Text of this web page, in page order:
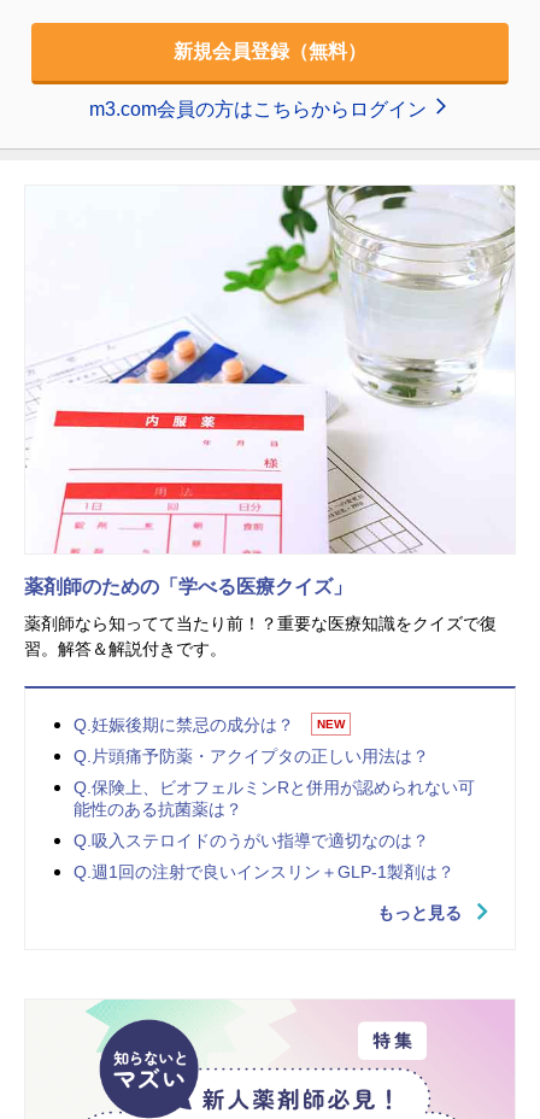
新規会員登録（無料）
m3.com会員の方はこちらからログイン
薬剤師のための「学べる医療クイズ」
薬剤師なら知ってて当たり前！？重要な医療知識をクイズで復
習。解答＆解説付きです。
Q.妊娠後期に禁忌の成分は？ NEW
Q.片頭痛予防薬・アクイプタの正しい用法は？
Q.保険上、ビオフェルミンRと併用が認められない可
能性のある抗菌薬は？
Q.吸入ステロイドのうがい指導で適切なのは？
Q.週1回の注射で良いインスリン＋GLP-1製剤は？
もっと見る